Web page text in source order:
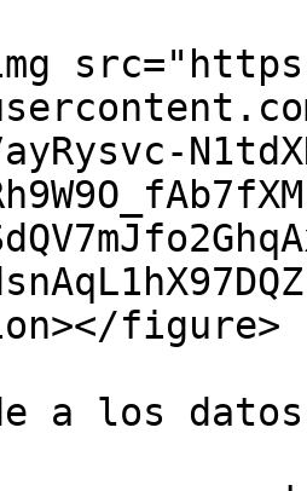
figure>
a los